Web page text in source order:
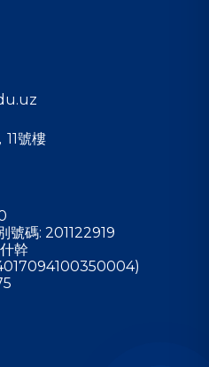
號樓
號碼: 201122919
幹